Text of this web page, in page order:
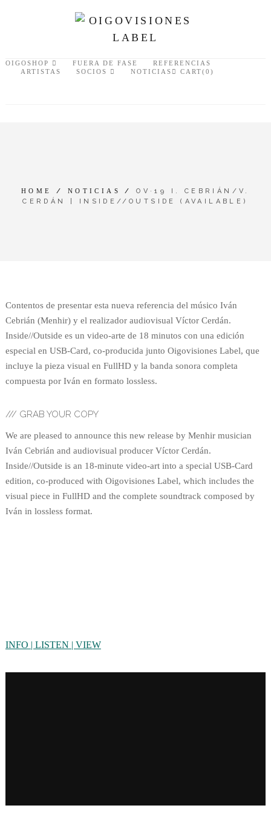
OIGOSHOP FUERA DE FASE
REFERENCIAS
ARTISTAS
SOCIOS NOTICIAS CART(0)
HOME / NOTICIAS /OV·19 I. CEBRIÁN/V.
CERDÁN | INSIDE//OUTSIDE (AVAILABLE)
Contentos de presentar esta nueva referencia del músico Iván
Cebrián (Menhir) y el realizador audiovisual Víctor Cerdán.
Inside//Outside es un video-arte de 18 minutos con una edición
especial en USB-Card, co-producida junto Oigovisiones Label, que
incluye la pieza visual en FullHD y la banda sonora completa
compuesta por Iván en formato lossless.
/// GRAB YOUR COPY
We are pleased to announce this new release by Menhir musician
Iván Cebrián and audiovisual producer Víctor Cerdán.
Inside//Outside is an 18-minute video-art into a special USB-Card
edition, co-produced with Oigovisiones Label, which includes the
visual piece in FullHD and the complete soundtrack composed by
Iván in lossless format.
INFO | LISTEN | VIEW